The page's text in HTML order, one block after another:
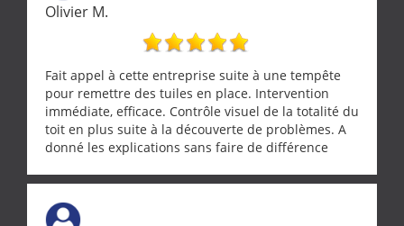
Olivier M.
Fait appel à cette entreprise suite à une tempête
pour remettre des tuiles en place. Intervention
immédiate, efficace. Contrôle visuel de la totalité du
toit en plus suite à la découverte de problèmes. A
donné les explications sans faire de différence